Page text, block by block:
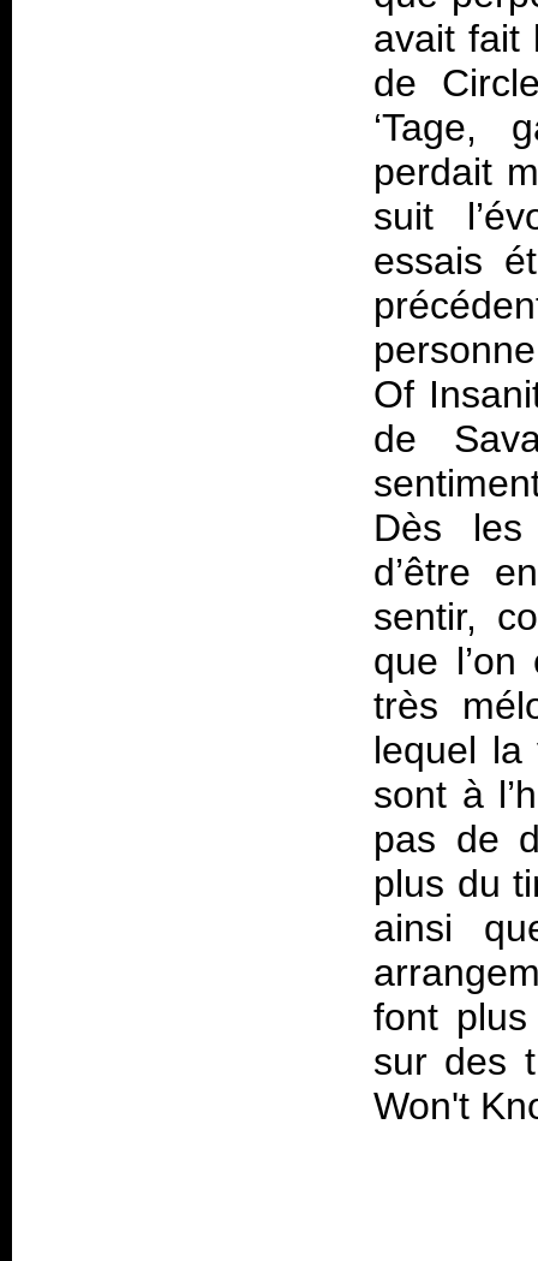
avait fait
de
‘Tage,
perdait
suit
essais
Of
de
Dès les
d’être
sentir,
que
très
lequel la
sont à
pas de
plus du
ainsi
font plus
sur des